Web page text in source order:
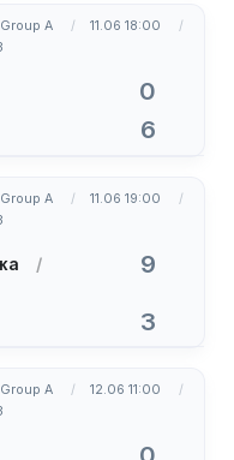
Group A
11.06 18:00
0
6
Group A
11.06 19:00
9
3
Group A
12.06 11:00